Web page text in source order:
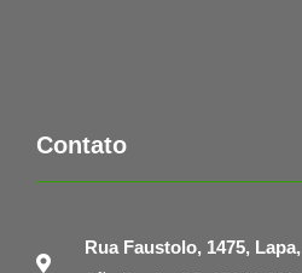
Contato
Rua Faustolo, 1475, Lapa,